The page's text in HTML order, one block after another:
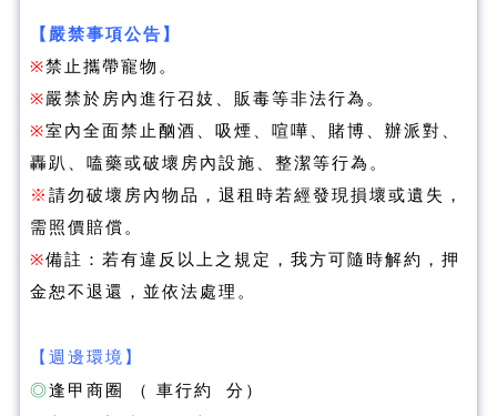
【嚴禁事項公告】
※禁止攜帶寵物。
※嚴禁於房內進行召妓、販毒等非法行為。
※室內全面禁止酗酒、吸煙、喧嘩、賭博、辦派對、
轟趴、嗑藥或破壞房內設施、整潔等行為。
※ 請勿破壞房內物品，退租時若經發現損壞或遺失，
需照價賠償。
※備註：若有違反以上之規定，我方可隨時解約，押
金恕不退還，並依法處理。
【週邊環境】
◎逢甲 商圈 （ 車行約 分）